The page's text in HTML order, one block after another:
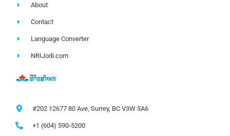
About
Contact
Language Converter
NRIJodi.com
#202 12677 80 Ave, Surrey, BC V3W 3A6
+1 (604) 590-5200